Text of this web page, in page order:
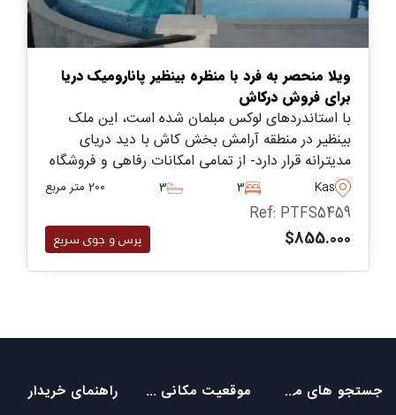
ویلا منحصر به فرد با منظره بینظیر پانارومیک دریا
برای فروش درکاش
با استاندردهای لوکس مبلمان شده است، این ملک
بینظیر در منطقه آرامش بخش کاش با دید دریای
مدیترانه قرار دارد- از تمامی امکانات رفاهی و فروشگاه
های روزانه و مرکز فعالیت های دیگر دقایقی فاصله
دارد
Kas
3
3 200 متر مربع
Ref: PTFS5459
$855.000 پرس و جوی سریع
جستجو های محبوب موقعیت مکانی های محبوب راهنمای خریدار